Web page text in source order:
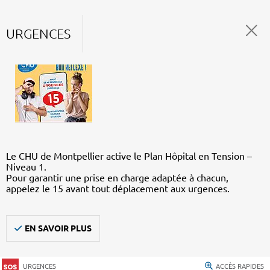
URGENCES
Le CHU de Montpellier active le Plan Hôpital en Tension –
Niveau 1.
Pour garantir une prise en charge adaptée à chacun,
appelez le 15 avant tout déplacement aux urgences.
EN SAVOIR PLUS
URGENCES ACCÈS RAPIDES